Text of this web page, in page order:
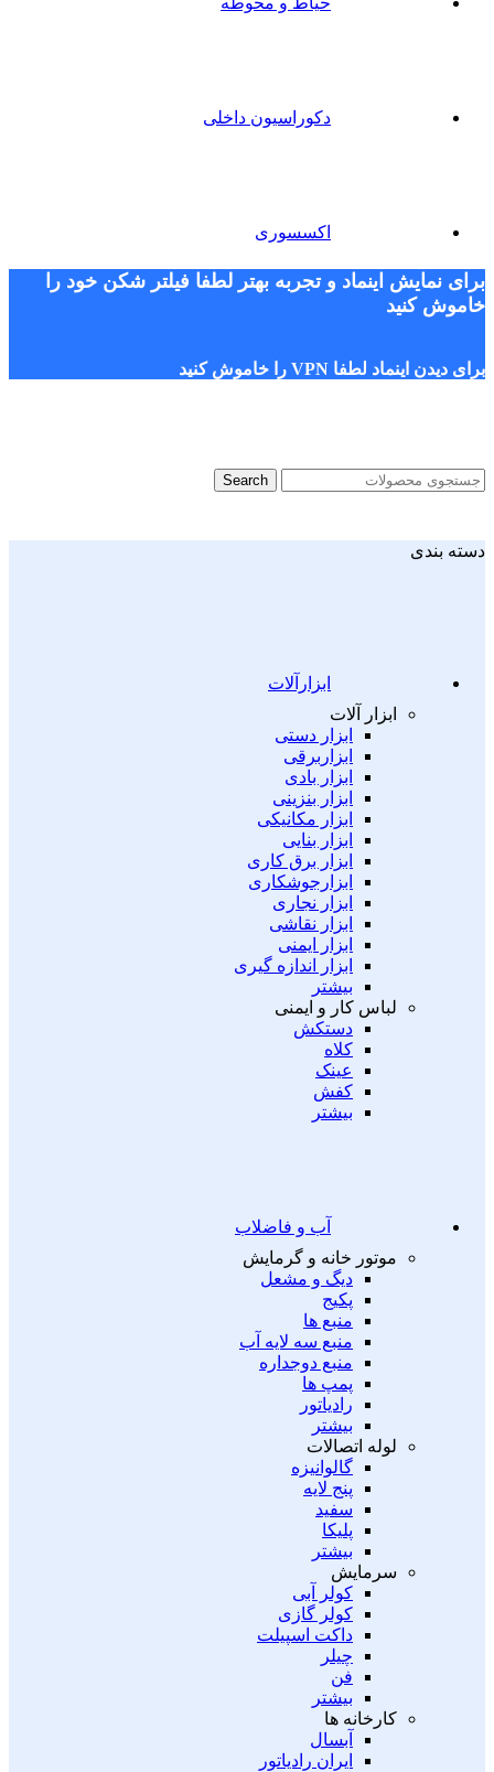
دکوراسیون داخلی
اکسسوری
برای نمایش اینماد و تجربه بهتر لطفا فیلتر شکن خود را
خاموش کنید
برای دیدن اینماد لطفا VPN را خاموش کنید
Search
دسته بندی
ابزارآلات
ابزار آلات
ابزار دستی
ابزاربرقی
ابزار بادی
ابزار بنزینی
ابزار مکانیکی
ابزار بنایی
ابزار برق کاری
ابزارجوشکاری
ابزار نجاری
ابزار نقاشی
ابزار ایمنی
ابزار اندازه گیری
بیشتر
لباس کار و ایمنی
دستکش
کلاه
عینک
کفش
بیشتر
آب و فاضلاب
موتور خانه و گرمایش
دیگ و مشعل
پکیج
منبع ها
منبع سه لایه آب
منبع دوجداره
پمپ ها
رادیاتور
بیشتر
لوله اتصالات
گالوانیزه
پنج لایه
سفید
پلیکا
بیشتر
سرمایش
کولر آبی
کولر گازی
داکت اسپیلت
چیلر
فن
بیشتر
کارخانه ها
آبسال
ایران رادیاتور